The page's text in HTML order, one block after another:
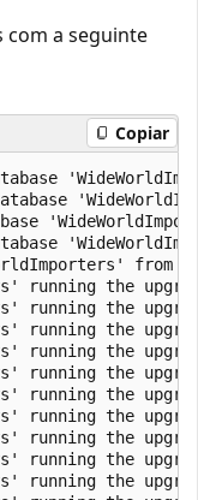
com a seguinte
Copiar
running the
running the
running the
running the
running the
running the
running the
running the
running the
running the